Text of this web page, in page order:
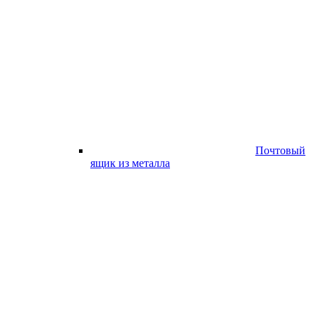
Почтовый
ящик из металла